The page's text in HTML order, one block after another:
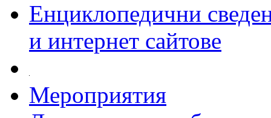
Енциклопедични
и интернет сайтове
Мероприятия